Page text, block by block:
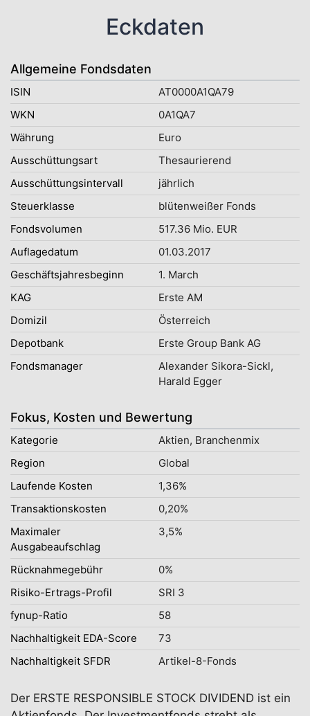
Eckdaten
Allgemeine Fondsdaten
ISIN
AT0000A1QA79
WKN
0A1QA7
Währung
Euro
Ausschüttungsart
Thesaurierend
Ausschüttungsintervall
jährlich
Steuerklasse
blütenweißer Fonds
Fondsvolumen
517.36 Mio. EUR
Auflagedatum
01.03.2017
Geschäftsjahresbeginn
1. March
KAG
Erste AM
Domizil
Österreich
Depotbank
Erste Group Bank AG
Fondsmanager
Alexander Sikora-Sickl,
Harald Egger
Fokus, Kosten und Bewertung
Kategorie
Aktien, Branchenmix
Region
Global
Laufende Kosten
1,36%
Transaktionskosten
0,20%
Maximaler
Ausgabeaufschlag
3,5%
Rücknahmegebühr
0%
Risiko-Ertrags-Profil
SRI 3
fynup-Ratio
58
Nachhaltigkeit EDA-Score
73
Nachhaltigkeit SFDR
Artikel-8-Fonds
Der ERSTE RESPONSIBLE STOCK DIVIDEND ist ein